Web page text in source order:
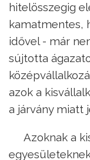
hitelösszegig
kamatmentes,
idővel - már
sújtotta
azok a
a járvány miatt
Azoknak a